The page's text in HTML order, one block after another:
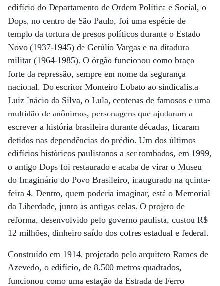
edifício do Departamento de Ordem Política e Social, o
Dops, no centro de São Paulo, foi uma espécie de
templo da tortura de presos políticos durante o Estado
Novo (1937-1945) de Getúlio Vargas e na ditadura
militar (1964-1985). O órgão funcionou como braço
forte da repressão, sempre em nome da segurança
nacional. Do escritor Monteiro Lobato ao sindicalista
Luiz Inácio da Silva, o Lula, centenas de famosos e uma
multidão de anônimos, personagens que ajudaram a
escrever a história brasileira durante décadas, ficaram
detidos nas dependências do prédio. Um dos últimos
edifícios históricos paulistanos a ser tombados, em 1999,
o antigo Dops foi restaurado e acaba de virar o Museu
do Imaginário do Povo Brasileiro, inaugurado na quinta-
feira 4. Dentro, quem poderia imaginar, está o Memorial
da Liberdade, junto às antigas celas. O projeto de
reforma, desenvolvido pelo governo paulista, custou R$
12 milhões, dinheiro saído dos cofres estadual e federal.
Construído em 1914, projetado pelo arquiteto Ramos de
Azevedo, o edifício, de 8.500 metros quadrados,
funcionou como uma estação da Estrada de Ferro